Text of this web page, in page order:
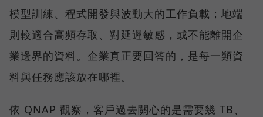
模型訓練、程式開發與波動大的工作負載；地端
則較適合高頻存取、對延遲敏感，或不能離開企
業邊界的資料。企業真正要回答的，是每一類資
料與任務應該放在哪裡。
依 QNAP 觀察，客戶過去關心的是需要幾 TB、